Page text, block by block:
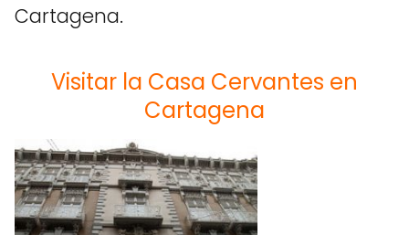
Cartagena.
Visitar la Casa Cervantes en
Cartagena